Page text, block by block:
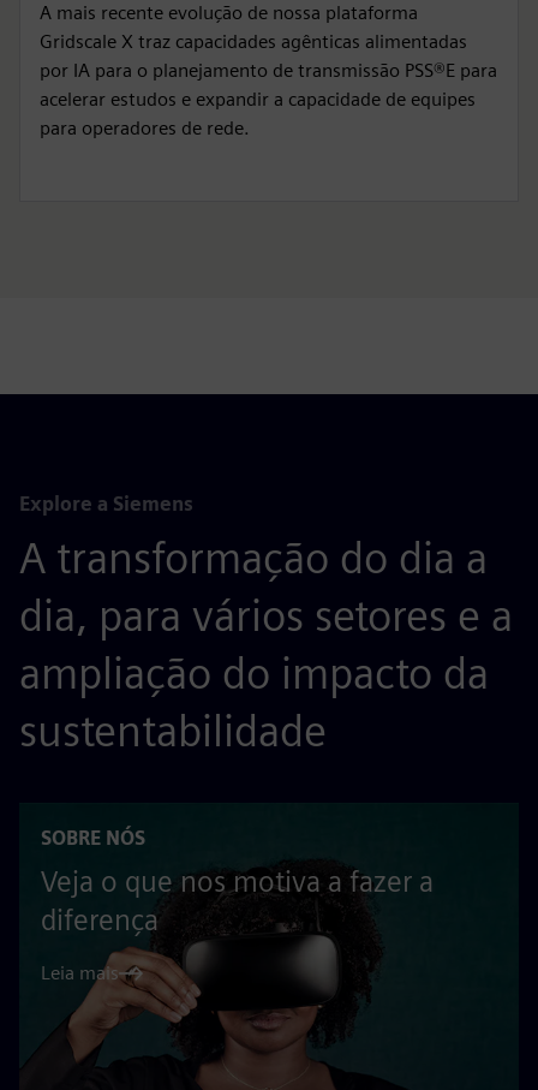
A mais recente evolução de nossa plataforma
Gridscale X traz capacidades agênticas alimentadas
por IA para o planejamento de transmissão PSS®E para
acelerar estudos e expandir a capacidade de equipes
para operadores de rede.
Explore a Siemens
A transformação do dia a
dia, para vários setores e a
ampliação do impacto da
sustentabilidade
SOBRE NÓS
Veja o que nos motiva a fazer a
diferença
Leia mais